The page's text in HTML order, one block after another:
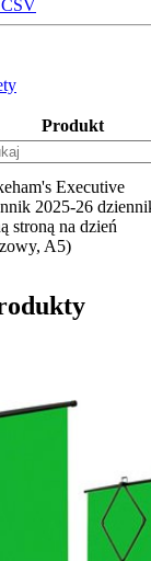
Produkt
Executive
2025-26
stroną na dzień
A5)